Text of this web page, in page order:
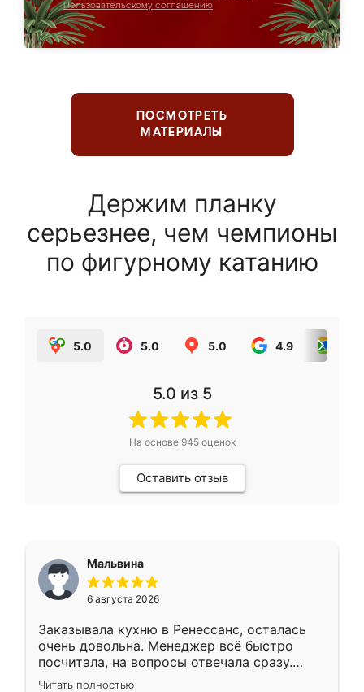
Пользовательскому соглашению
ПОСМОТРЕТЬ
МАТЕРИАЛЫ
Держим планку
серьезнее, чем чемпионы
по фигурному катанию
5.0 5.0 5.0 4.9
5.0 из 5
На основе 945оценок
Оставить отзыв
Мальвина
6 августа 2026
Заказывала кухню в Ренессанс, осталась
очень довольна. Менеджер всё быстро
посчитала, на вопросы отвечала сразу.
Замерщик приехал в субботу, подошёл к
Читать полностью